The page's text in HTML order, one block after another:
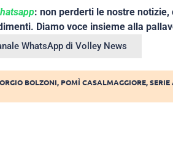
: non perderti le nostre
Diamo voce insieme alla
WhatsApp di Volley News
BOLZONI, POMÌ CASALMAGGIORE,